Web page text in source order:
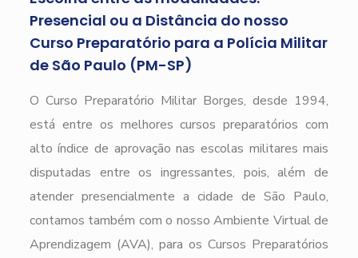
Presencial ou a Distância do nosso
Curso Preparatório para a Polícia Militar
de São Paulo (PM-SP)
O Curso Preparatório Militar Borges, desde 1994,
está entre os melhores cursos preparatórios com
alto índice de aprovação nas escolas militares mais
disputadas entre os ingressantes, pois, além de
atender presencialmente a cidade de São Paulo,
contamos também com o nosso Ambiente Virtual de
Aprendizagem (AVA), para os Cursos Preparatórios